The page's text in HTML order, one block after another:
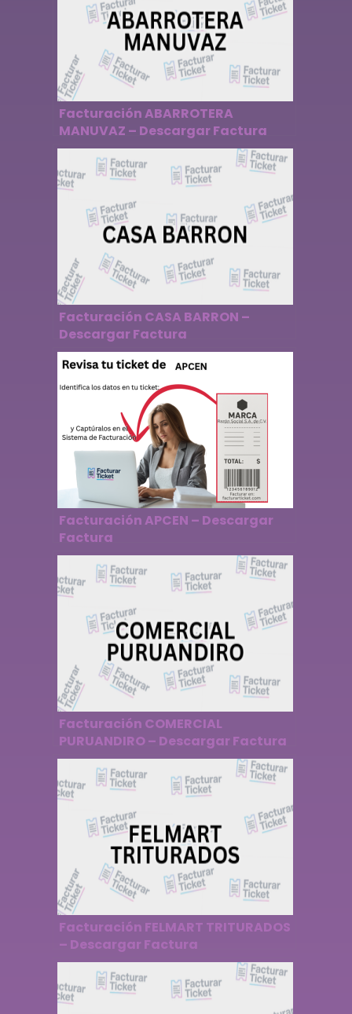
Facturación ABARROTERA
MANUVAZ – Descargar Factura
Facturación CASA BARRON –
Descargar Factura
Facturación APCEN – Descargar
Factura
Facturación COMERCIAL
PURUANDIRO – Descargar Factura
Facturación FELMART TRITURADOS
– Descargar Factura